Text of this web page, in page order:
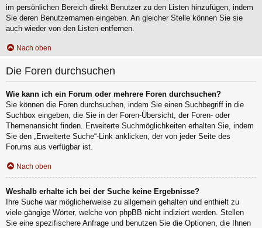
im persönlichen Bereich direkt Benutzer zu den Listen hinzufügen, indem
Sie deren Benutzernamen eingeben. An gleicher Stelle können Sie sie
auch wieder von den Listen entfernen.
Nach oben
Die Foren durchsuchen
Wie kann ich ein Forum oder mehrere Foren durchsuchen?
Sie können die Foren durchsuchen, indem Sie einen Suchbegriff in die
Suchbox eingeben, die Sie in der Foren-Übersicht, der Foren- oder
Themenansicht finden. Erweiterte Suchmöglichkeiten erhalten Sie, indem
Sie den „Erweiterte Suche“-Link anklicken, der von jeder Seite des
Forums aus verfügbar ist.
Nach oben
Weshalb erhalte ich bei der Suche keine Ergebnisse?
Ihre Suche war möglicherweise zu allgemein gehalten und enthielt zu
viele gängige Wörter, welche von phpBB nicht indiziert werden. Stellen
Sie eine spezifischere Anfrage und benutzen Sie die Optionen, die Ihnen